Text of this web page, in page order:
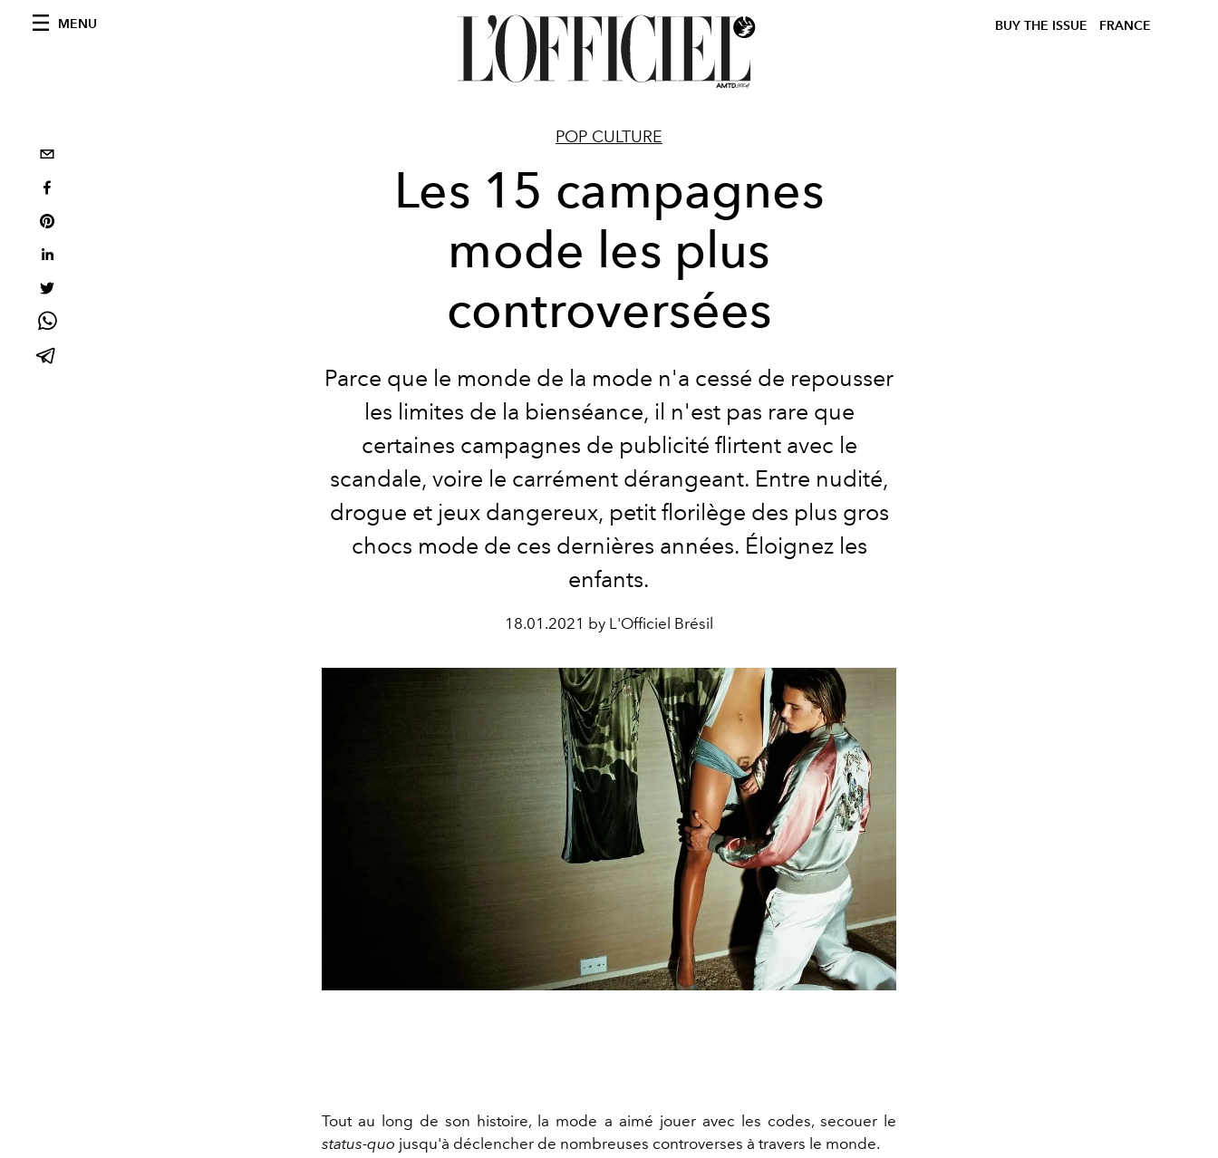
MENU BUY THE ISSUE FRANCE
POP CULTURE
Les 15 campagnes
mode les plus
controversées
Parce que le monde de la mode n'a cessé de repousser
les limites de la bienséance, il n'est pas rare que
certaines campagnes de publicité flirtent avec le
scandale, voire le carrément dérangeant. Entre nudité,
drogue et jeux dangereux, petit florilège des plus gros
chocs mode de ces dernières années. Éloignez les
enfants.
18.01.2021 by L'Officiel Brésil
Tout au long de son histoire, la mode a aimé jouer avec les codes, secouer le
status-quo jusqu'à déclencher de nombreuses controverses à travers le monde.